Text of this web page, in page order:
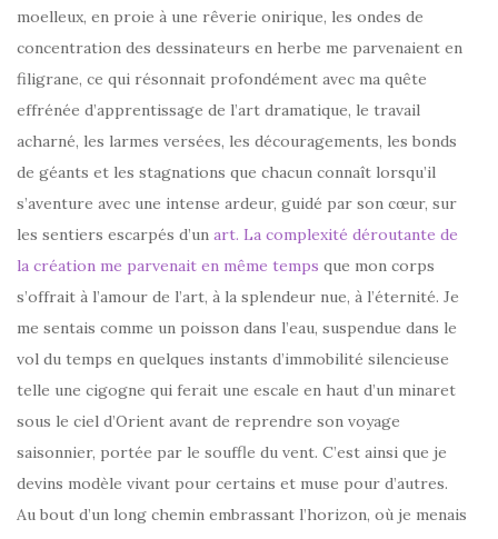
moelleux, en proie à une rêverie onirique, les ondes de
concentration des dessinateurs en herbe me parvenaient en
filigrane, ce qui résonnait profondément avec ma quête
effrénée d’apprentissage de l’art dramatique, le travail
acharné, les larmes versées, les découragements, les bonds
de géants et les stagnations que chacun connaît lorsqu’il
s’aventure avec une intense ardeur, guidé par son cœur, sur
les sentiers escarpés d’un art. La complexité déroutante de
la création me parvenait en même temps que mon corps
s’offrait à l’amour de l’art, à la splendeur nue, à l’éternité. Je
me sentais comme un poisson dans l’eau, suspendue dans le
vol du temps en quelques instants d’immobilité silencieuse
telle une cigogne qui ferait une escale en haut d’un minaret
sous le ciel d’Orient avant de reprendre son voyage
saisonnier, portée par le souffle du vent. C’est ainsi que je
devins modèle vivant pour certains et muse pour d’autres.
Au bout d’un long chemin embrassant l’horizon, où je menais